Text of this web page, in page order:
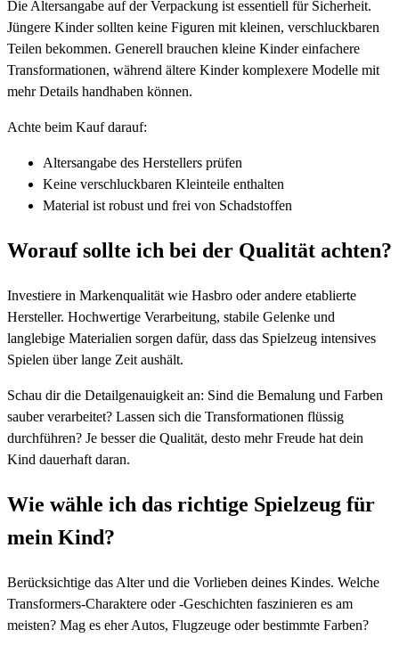
Die Altersangabe auf der Verpackung ist essentiell für Sicherheit.
Jüngere Kinder sollten keine Figuren mit kleinen, verschluckbaren
Teilen bekommen. Generell brauchen kleine Kinder einfachere
Transformationen, während ältere Kinder komplexere Modelle mit
mehr Details handhaben können.
Achte beim Kauf darauf:
Altersangabe des Herstellers prüfen
Keine verschluckbaren Kleinteile enthalten
Material ist robust und frei von Schadstoffen
Worauf sollte ich bei der Qualität achten?
Investiere in Markenqualität wie Hasbro oder andere etablierte
Hersteller. Hochwertige Verarbeitung, stabile Gelenke und
langlebige Materialien sorgen dafür, dass das Spielzeug intensives
Spielen über lange Zeit aushält.
Schau dir die Detailgenauigkeit an: Sind die Bemalung und Farben
sauber verarbeitet? Lassen sich die Transformationen flüssig
durchführen? Je besser die Qualität, desto mehr Freude hat dein
Kind dauerhaft daran.
Wie wähle ich das richtige Spielzeug für
mein Kind?
Berücksichtige das Alter und die Vorlieben deines Kindes. Welche
Transformers-Charaktere oder -Geschichten faszinieren es am
meisten? Mag es eher Autos, Flugzeuge oder bestimmte Farben?